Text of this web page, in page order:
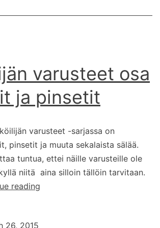
varusteet osa
ja pinsetit
varusteet -sarjassa on
pinsetit ja muuta sekalaista sälää.
tuntua, ettei näille varusteille ole
niitä aina silloin tällöin tarvitaan.
reading
26, 2015